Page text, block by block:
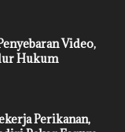
Video,
Hukum
Perikanan,